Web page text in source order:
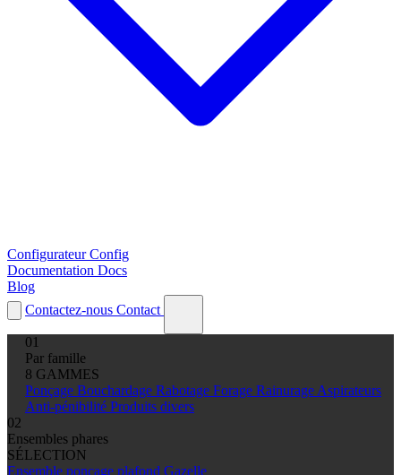
Configurateur Config
Documentation Docs
Blog
Contactez-nous Contact
01
Par famille
8 GAMMES
Ponçage Bouchardage Rabotage Forage Rainurage Aspirateurs
Anti-pénibilité Produits divers
02
Ensembles phares
SÉLECTION
Ensemble ponçage plafond Gazelle